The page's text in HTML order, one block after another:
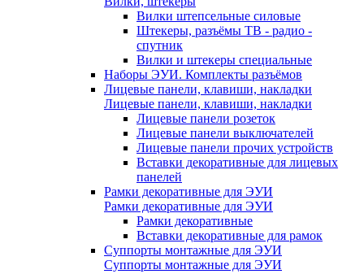
Вилки штепсельные силовые
Штекеры, разъёмы ТВ - радио -
спутник
Вилки и штекеры специальные
Наборы ЭУИ. Комплекты разъёмов
Лицевые панели, клавиши, накладки
Лицевые панели, клавиши, накладки
Лицевые панели розеток
Лицевые панели выключателей
Лицевые панели прочих устройств
Вставки декоративные для лицевых
панелей
Рамки декоративные для ЭУИ
Рамки декоративные для ЭУИ
Рамки декоративные
Вставки декоративные для рамок
Суппорты монтажные для ЭУИ
Суппорты монтажные для ЭУИ